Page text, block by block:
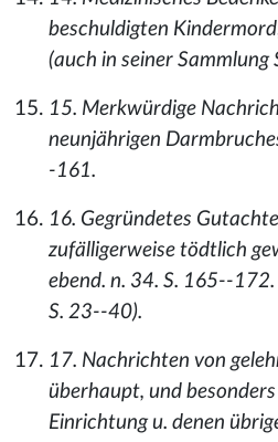
beschuldigten
(auch in seiner
15. Merkwürdige
neunjährigen
-161.
16. Gegründetes
zufälligerweise tödtlich
ebend. n. 34. S. 165--
S. 23--40).
17. Nachrichten von
überhaupt, und
Einrichtung u. denen